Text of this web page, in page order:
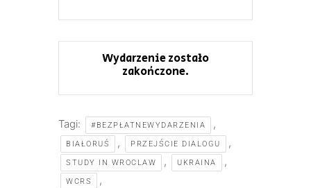
Wydarzenie zostało
zakończone.
Tagi: #BEZPŁATNEWYDARZENIA ,
BIAŁORUŚ , PRZEJŚCIE DIALOGU ,
STUDY IN WROCLAW , UKRAINA ,
WCRS ,